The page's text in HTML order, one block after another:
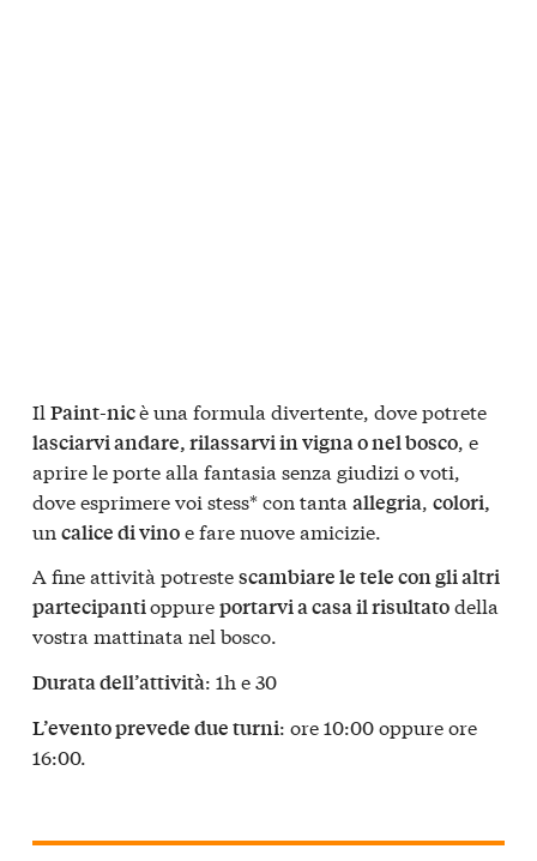
Il Paint-nicè una formula divertente, dove potrete
lasciarvi andare, rilassarvi in vigna o nel bosco, e
aprire le porte alla fantasia senza giudizi o voti,
dove esprimere voi stess* con tanta allegria, colori,
un calice di vinoe fare nuove amicizie.
A fine attività potrestescambiare le tele con gli altri
partecipantioppureportarvi a casa il risultatodella
vostra mattinata nel bosco.
Durata dell’attività: 1h e 30
L’evento prevede due turni: ore 10:00 oppure ore
16:00.